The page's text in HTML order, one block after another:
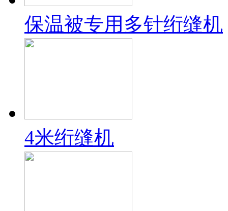
保温被专用多针绗缝机
4米绗缝机